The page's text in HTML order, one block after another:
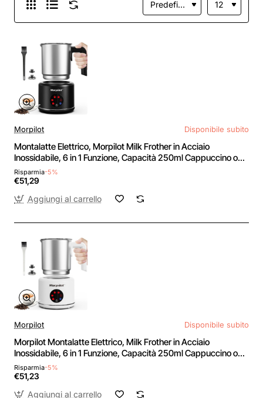
Morpilot Disponibile subito
Montalatte Elettrico, Morpilot Milk Frother in Acciaio
Inossidabile, 6 in 1 Funzione, Capacità 250ml Cappuccino o
500 ml Latte Caldo, Design Diviso, Nero - 250ml Nero-s
Risparmia-5%
€51,29
Aggiungi al carrello
Morpilot Disponibile subito
Morpilot Montalatte Elettrico, Milk Frother in Acciaio
Inossidabile, 6 in 1 Funzione, Capacità 250ml Cappuccino o
500 ml Latte Caldo, Design Diviso, Bianco - 250ml Bianco-s
Risparmia-5%
€51,23
Aggiungi al carrello